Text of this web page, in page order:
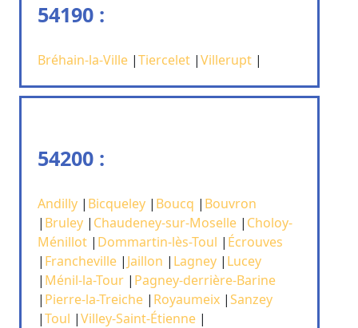
54190 :
Bréhain-la-Ville |Tiercelet |Villerupt |
54200 :
Andilly | Bicqueley | Boucq | Bouvron
| Bruley | Chaudeney-sur-Moselle | Choloy-
Ménillot | Dommartin-lès-Toul | Écrouves
| Francheville | Jaillon | Lagney | Lucey
| Ménil-la-Tour | Pagney-derrière-Barine
| Pierre-la-Treiche | Royaumeix |Sanzey
|Toul |Villey-Saint-Étienne |